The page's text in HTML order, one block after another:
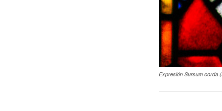
Expresión Sursum corda